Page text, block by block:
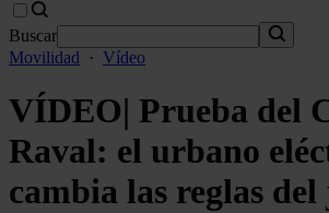
Buscar
Movilidad
· Vídeo
VÍDEO| Prueba del
Raval: el urbano
cambia las reglas del